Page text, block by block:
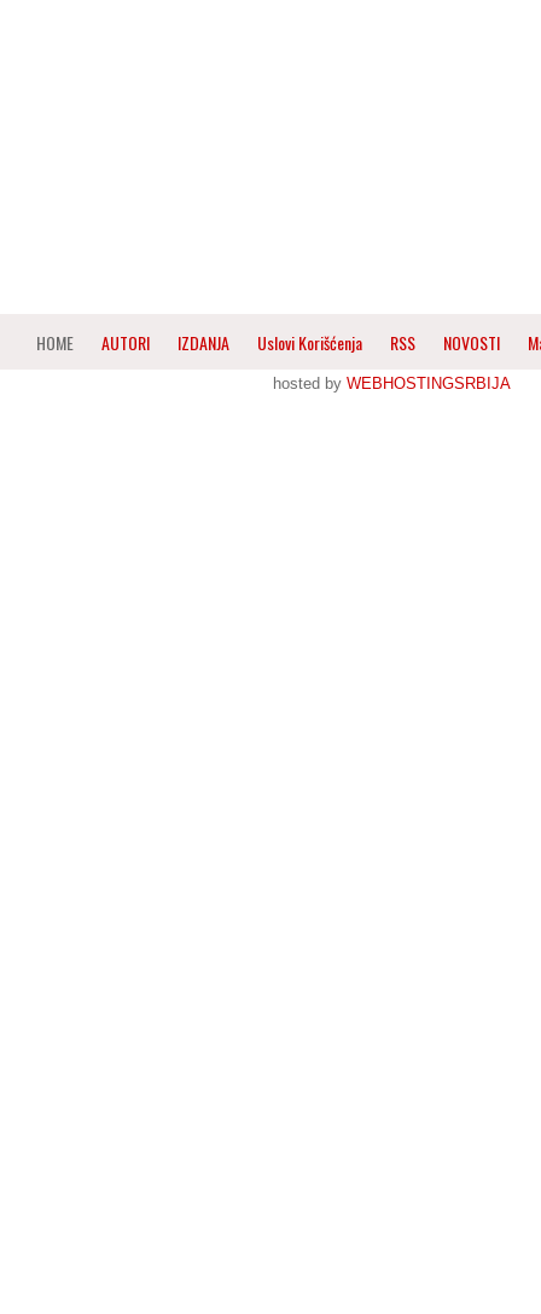
HOME AUTORI IZDANJA Uslovi Korišćenja RSS NOVOSTI
hosted by WEBHOSTINGSRBIJA